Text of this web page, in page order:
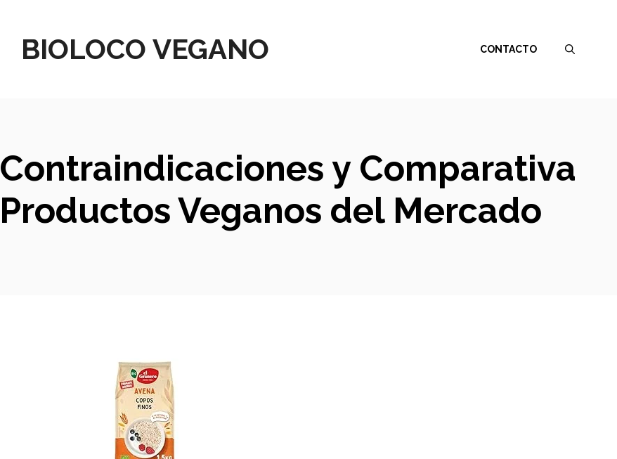
BIOLOCO VEGANO CONTACTO
y Comparativa
Veganos del Mercado